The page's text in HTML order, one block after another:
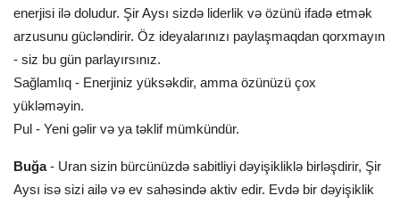
enerjisi ilə doludur. Şir Aysı sizdə liderlik və özünü ifadə etmək
arzusunu gücləndirir. Öz ideyalarınızı paylaşmaqdan qorxmayın
- siz bu gün parlayırsınız.
Sağlamlıq - Enerjiniz yüksəkdir, amma özünüzü çox
yükləməyin.
Pul - Yeni gəlir və ya təklif mümkündür.
Buğa - Uran sizin bürcünüzdə sabitliyi dəyişikliklə birləşdirir, Şir
Aysı isə sizi ailə və ev sahəsində aktiv edir. Evdə bir dəyişiklik